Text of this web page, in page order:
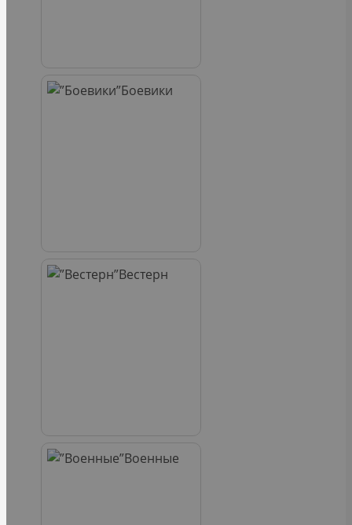
Боевики
Вестерн
Военные